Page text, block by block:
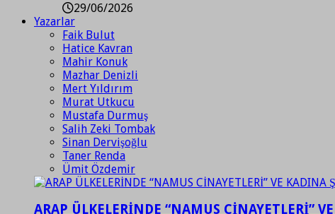
29/06/2026
Yazarlar
Faik Bulut
Hatice Kavran
Mahir Konuk
Mazhar Denizli
Mert Yıldırım
Murat Utkucu
Mustafa Durmuş
Salih Zeki Tombak
Sinan Dervişoğlu
Taner Renda
Ümit Özdemir
ARAP ÜLKELERİNDE “NAMUS CİNAYETLERİ”